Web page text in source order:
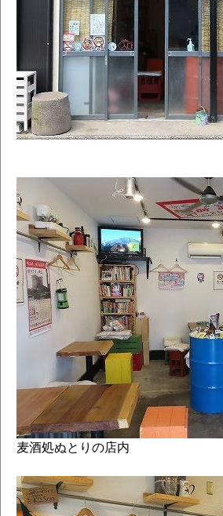
麦酒処ぬとりの店内